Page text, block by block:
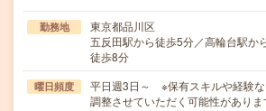
勤務地
東京都品川区
五反田駅から徒歩5分／高輪台駅か
徒歩8分
曜日頻度
平日週3日～ ※保有スキルや経験
調整させていただく可能性がありま